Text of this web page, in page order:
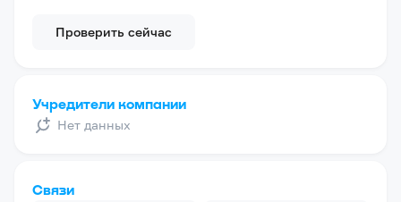
Проверить сейчас
Учредители компании
Нет данных
Связи